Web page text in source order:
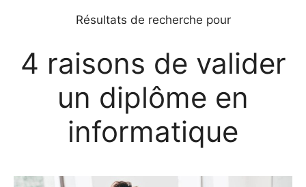
Résultats de recherche pour
4 raisons de valider
un diplôme en
informatique